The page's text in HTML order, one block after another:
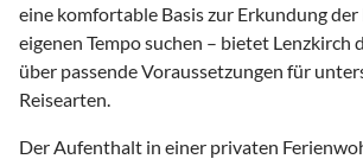
eine komfortable Basis zur Erkundung
eigenen Tempo suchen – bietet Lenzkirch
über passende Voraussetzungen für
Reisearten.
Der Aufenthalt in einer privaten